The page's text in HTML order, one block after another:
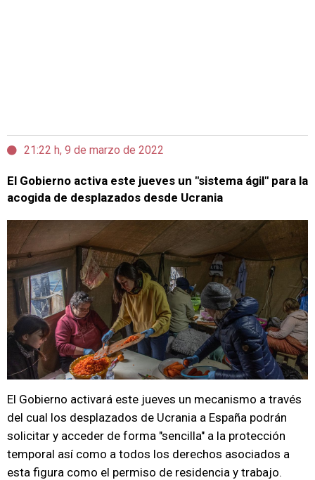
21:22 h, 9 de marzo de 2022
El Gobierno activa este jueves un "sistema ágil" para la
acogida de desplazados desde Ucrania
El Gobierno activará este jueves un mecanismo a través
del cual los desplazados de Ucrania a España podrán
solicitar y acceder de forma "sencilla" a la protección
temporal así como a todos los derechos asociados a
esta figura como el permiso de residencia y trabajo.